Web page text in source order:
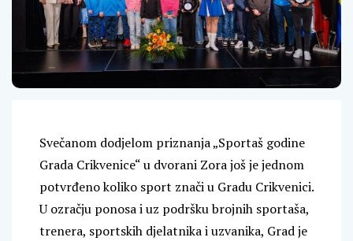
Svečanom dodjelom priznanja „Sportaš godine
Grada Crikvenice“ u dvorani Zora još je jednom
potvrđeno koliko sport znači u Gradu Crikvenici.
U ozračju ponosa i uz podršku brojnih sportaša,
trenera, sportskih djelatnika i uzvanika, Grad je